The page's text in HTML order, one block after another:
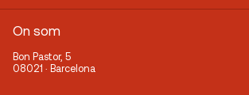
On som
Bon Pastor, 5
08021 · Barcelona